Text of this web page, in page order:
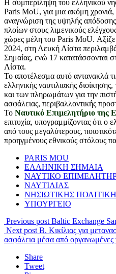
Η συμπερίληψη του ελληνικού
Paris MoU, για μια ακόμη χρονιά,
αναγνώριση της υψηλής
πλοίων στους λιμενικούς
χώρες μέλη του Paris MoU.
2024, στη Λευκή Λίστα
Σημαίας, ενώ 17 κατατάσσονται
Λίστα.
Το αποτέλεσμα αυτό αντανακλά
ελληνικής ναυτιλιακής
και των πληρωμάτων για την
ασφάλειας, περιβαλλοντικής
Το Ναυτικό Επιμελητήριο της
επιτυχία, υπογραμμίζοντας ότι ο
από τους μεγαλύτερους,
προηγμένους εθνικούς στόλους
PARIS MOU
ΕΛΛΗΝΙΚΗ ΣΗΜΑΙΑ
ΝΑΥΤΙΚΟ
ΝΑΥΤΙΛΙΑΣ
ΝΗΣΙΩΤΙΚΗΣ
ΥΠΟΥΡΓΕΙΟ
Previous post Baltic Exchange
Next post Β. Κικίλιας για
ασφάλεια μέσα από οργανωμένες
Share
Tweet